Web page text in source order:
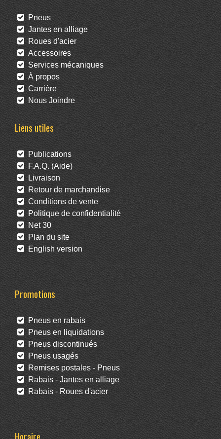
Pneus
Jantes en alliage
Roues d'acier
Accessoires
Services mécaniques
À propos
Carrière
Nous Joindre
Liens utiles
Publications
F.A.Q. (Aide)
Livraison
Retour de marchandise
Conditions de vente
Politique de confidentialité
Net 30
Plan du site
English version
Promotions
Pneus en rabais
Pneus en liquidations
Pneus discontinués
Pneus usagés
Remises postales - Pneus
Rabais - Jantes en alliage
Rabais - Roues d'acier